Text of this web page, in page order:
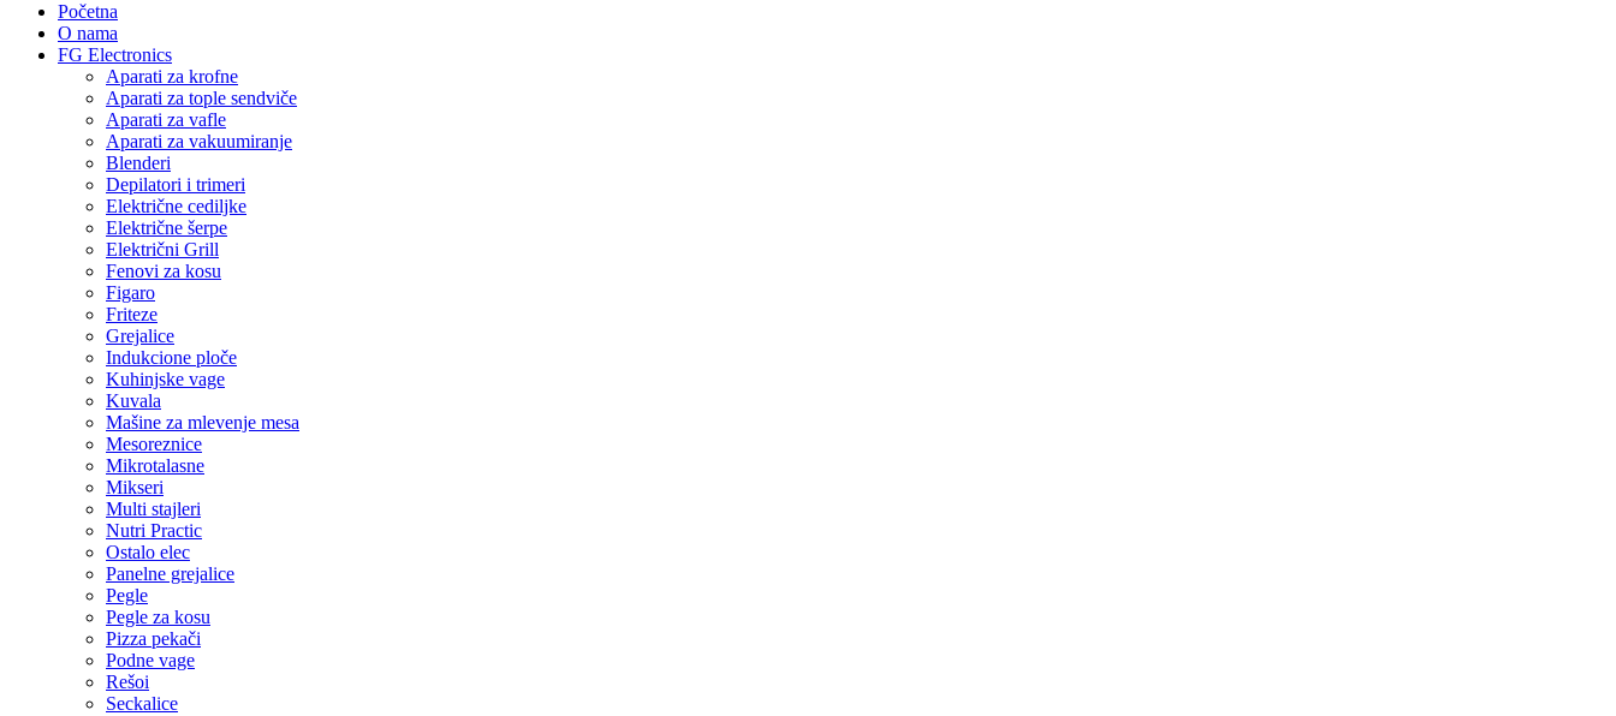
Početna
O nama
FG Electronics
Aparati za krofne
Aparati za tople sendviče
Aparati za vafle
Aparati za vakuumiranje
Blenderi
Depilatori i trimeri
Električne cediljke
Električne šerpe
Električni Grill
Fenovi za kosu
Figaro
Friteze
Grejalice
Indukcione ploče
Kuhinjske vage
Kuvala
Mašine za mlevenje mesa
Mesoreznice
Mikrotalasne
Mikseri
Multi stajleri
Nutri Practic
Ostalo elec
Panelne grejalice
Pegle
Pegle za kosu
Pizza pekači
Podne vage
Rešoi
Seckalice